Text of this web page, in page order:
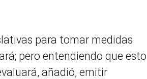
para tomar medidas
pero entendiendo que esto
añadió, emitir